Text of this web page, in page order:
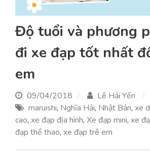
Độ tuổi và phương
đi xe đạp tốt nhất
em
09/04/2018 Lê Hải Yến
maruishi, Nghĩa Hải, Nhật Bản, xe
cao, xe đạp địa hình, Xe đạp mini, xe
đạp thể thao, xe đạp trê em